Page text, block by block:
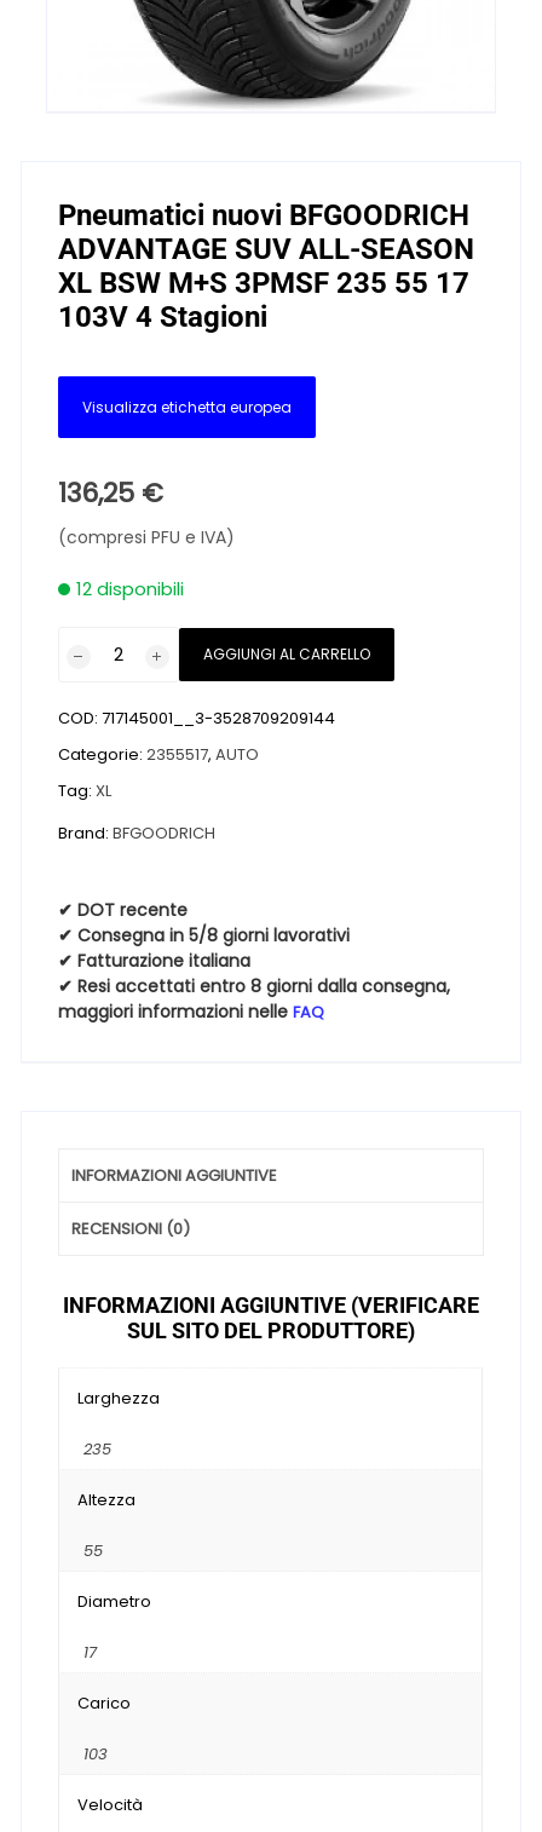
Pneumatici nuovi BFGOODRICH
ADVANTAGE SUV ALL-SEASON
XL BSW M+S 3PMSF 235 55 17
103V 4 Stagioni
Visualizza etichetta europea
136,25 €
(compresi PFU e IVA)
12 disponibili
ADVANTAGE
SUV
ALL-
XL
M+S
3PMSF
235
55
17
AGGIUNGI AL CARRELLO
COD:717145001__3-3528709209144
Categorie:2355517,AUTO
Tag:XL
Brand:BFGOODRICH
✔ DOT recente
✔ Consegna in 5/8 giorni lavorativi
✔ Fatturazione italiana
✔ Resi accettati entro 8 giorni dalla consegna,
maggiori informazioni nelleFAQ
INFORMAZIONI AGGIUNTIVE
RECENSIONI (0)
INFORMAZIONI AGGIUNTIVE (VERIFICARE
SUL SITO DEL PRODUTTORE)
Larghezza
235
Altezza
55
Diametro
17
Carico
103
Velocità